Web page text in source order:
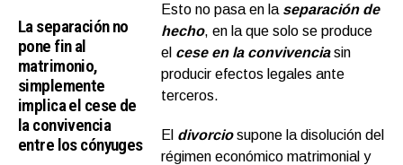
La separación no
pone fin al
matrimonio,
simplemente
implica el cese de
la convivencia
entre los cónyuges
Esto no pasa en la separación de
hecho, en la que solo se produce
el cese en la convivencia sin
producir efectos legales ante
terceros.
El divorciosupone la disolución del
régimen económico matrimonial y